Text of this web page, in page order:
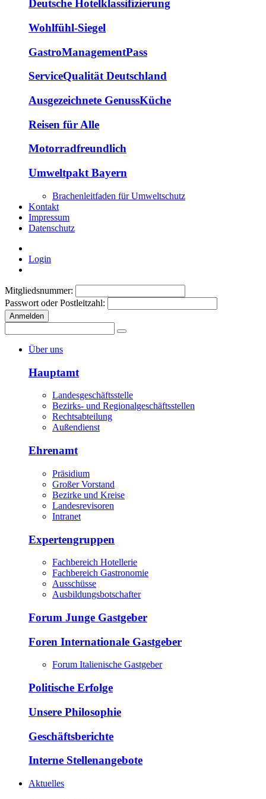
Deutsche Hotelklassifizierung
Wohlfühl-Siegel
GastroManagementPass
ServiceQualität Deutschland
Ausgezeichnete GenussKüche
Reisen für Alle
Motorradfreundlich
Umweltpakt Bayern
Brachenleitfaden für Umweltschutz
Kontakt
Impressum
Datenschutz
Login
Mitgliedsnummer:
Passwort oder Postleitzahl:
Anmelden
Über uns
Hauptamt
Landesgeschäftsstelle
Bezirks- und Regionalgeschäftsstellen
Rechtsabteilung
Außendienst
Ehrenamt
Präsidium
Großer Vorstand
Bezirke und Kreise
Landesrevisoren
Intranet
Expertengruppen
Fachbereich Hotellerie
Fachbereich Gastronomie
Ausschüsse
Ausbildungsbotschafter
Forum Junge Gastgeber
Foren Internationale Gastgeber
Forum Italienische Gastgeber
Politische Erfolge
Unsere Philosophie
Geschäftsberichte
Interne Stellenangebote
Aktuelles